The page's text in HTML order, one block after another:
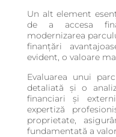
Un alt element
de a accesa
modernizarea
finanțări
evident, o valoare
Evaluarea unui
detaliată și o
financiari și
expertiză
proprietate,
fundamentată a